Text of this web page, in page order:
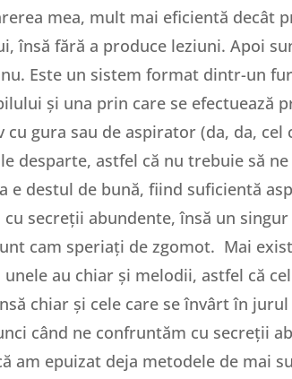
mea, mult mai eficientă decât
însă fără a produce leziuni. Apoi
Este un sistem format dintr-un
și una prin care se efectuează
gura sau de aspirator (da, da,
desparte, astfel că nu trebuie să
e destul de bună, fiind suficientă
secreții abundente, însă un
cam speriați de zgomot. Mai
au chiar și melodii, astfel că
chiar și cele care se învârt în
când ne confruntăm cu secreții
am epuizat deja metodele de mai